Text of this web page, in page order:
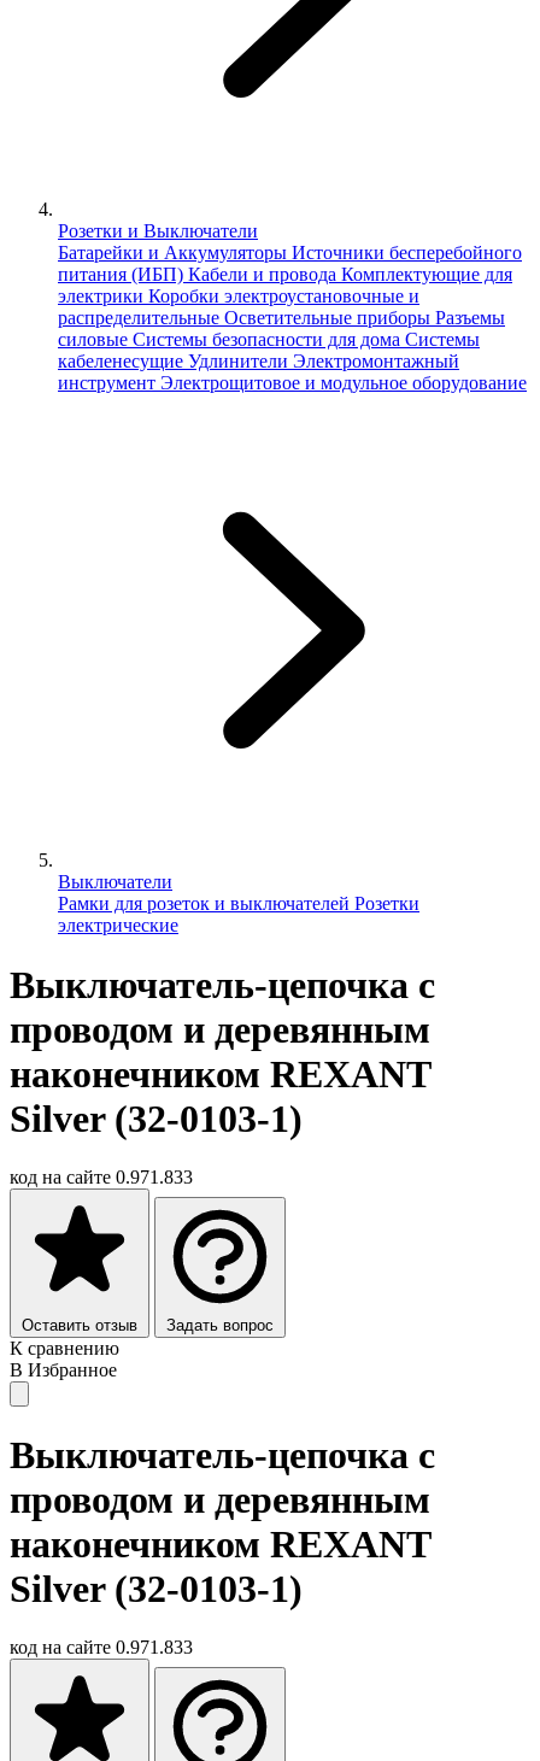
Розетки и Выключатели
Батарейки и Аккумуляторы Источники бесперебойного
питания (ИБП) Кабели и провода Комплектующие для
электрики Коробки электроустановочные и
распределительные Осветительные приборы Разъемы
силовые Системы безопасности для дома Системы
кабеленесущие Удлинители Электромонтажный
инструмент Электрощитовое и модульное оборудование
Выключатели
Рамки для розеток и выключателей Розетки
электрические
Выключатель-цепочка c
проводом и деревянным
наконечником REXANT
Silver (32-0103-1)
код на сайте 0.971.833
Оставить отзыв Задать вопрос
К сравнению
В Избранное
Выключатель-цепочка c
проводом и деревянным
наконечником REXANT
Silver (32-0103-1)
код на сайте 0.971.833